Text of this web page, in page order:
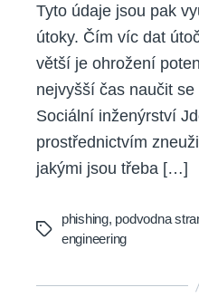
Tyto údaje jsou pak
útoky. Čím víc dat
větší je ohrožení
nejvyšší čas naučit
Sociální inženýrství
prostřednictvím
jakými jsou třeba […]
Tags
phishing, podvodna
engineering